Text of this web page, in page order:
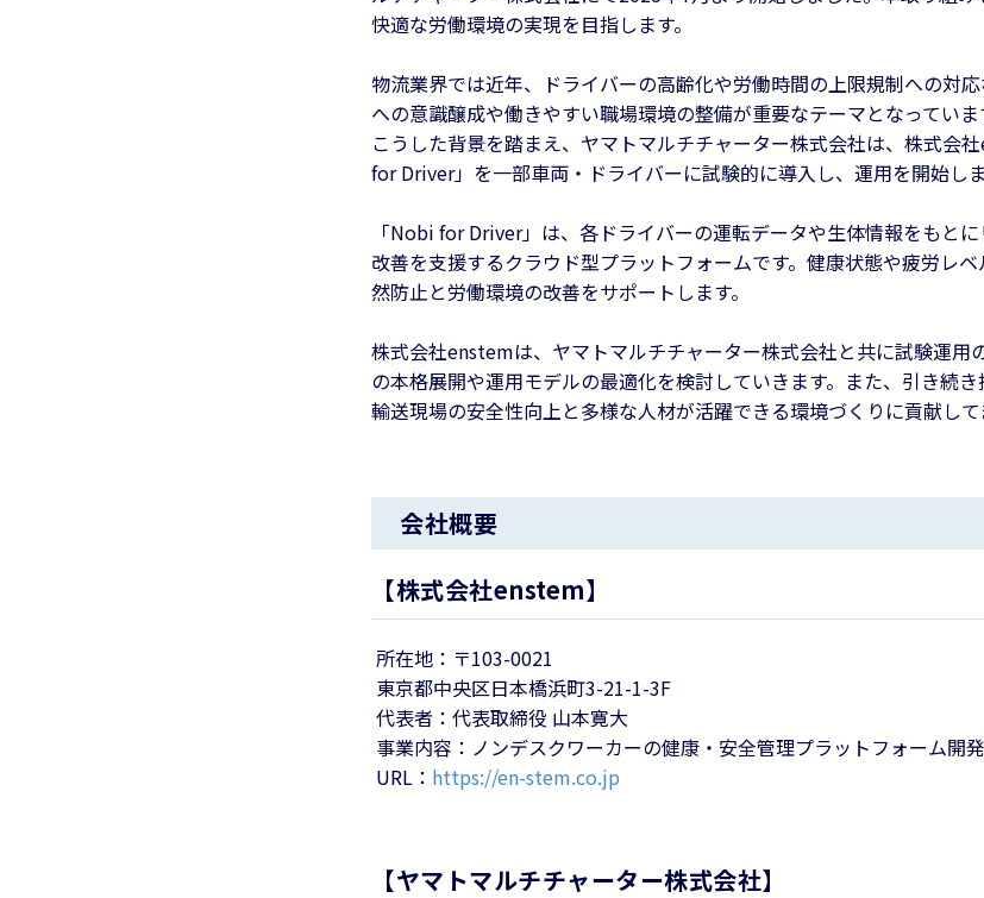
快適な労働環境の実現を目指します。
物流業界では近年、ドライバーの高齢化や労働時間の上限規制への対
への意識醸成や働きやすい職場環境の整備が重要なテーマとなっていま
こうした背景を踏まえ、ヤマトマルチチャーター株式会社は、株式会
for Driver」を一部車両・ドライバーに試験的に導入し、運用を開始しま
「Nobi for Driver」は、各ドライバーの運転データや生体情報をもと
改善を支援するクラウド型プラットフォームです。健康状態や疲労レ
然防止と労働環境の改善をサポートします。
株式会社enstemは、ヤマトマルチチャーター株式会社と共に試験運用
の本格展開や運用モデルの最適化を検討していきます。また、引き続き
輸送現場の安全性向上と多様な人材が活躍できる環境づくりに貢献して
会社概要
【株式会社enstem】
所在地：〒103-0021
東京都中央区日本橋浜町3-21-1-3F
代表者：代表取締役 山本寛大
事業内容：ノンデスクワーカーの健康・安全管理プラットフォーム開
URL： https://en-stem.co.jp
【ヤマトマルチチャーター株式会社】